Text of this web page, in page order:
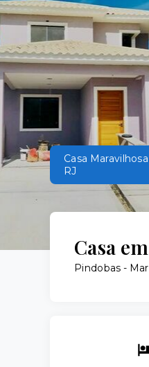
Casa
RJ
Casa
Pindobas -